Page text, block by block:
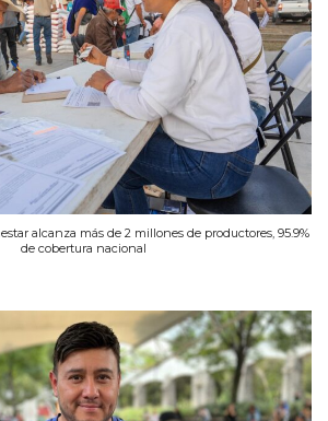
alcanza más de 2 millones de productores, 95.9%
de cobertura nacional